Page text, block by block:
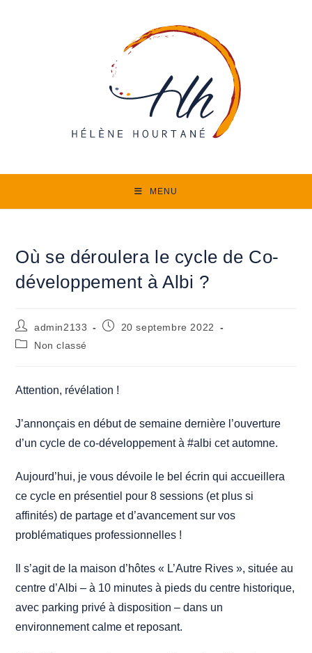
MENU
Où se déroulera le cycle de Co-
développement à Albi ?
Auteur/autrice
de
la
admin2133
Publication
20 septembre 2022
PostNon classé
Attention, révélation !
J’annonçais en début de semaine dernière l’ouverture
d’un cycle de co-développement à #albi cet automne.
Aujourd’hui, je vous dévoile le bel écrin qui accueillera
ce cycle en présentiel pour 8 sessions (et plus si
affinités) de partage et d’avancement sur vos
problématiques professionnelles !
Il s’agit de la maison d’hôtes « L’Autre Rives », située au
centre d’Albi – à 10 minutes à pieds du centre historique,
avec parking privé à disposition – dans un
environnement calme et reposant.